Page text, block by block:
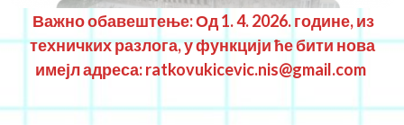
Важно обавештење: Од 1. 4. 2026. године, из
техничких разлога, у функцији ће бити нова
имејл адреса: ratkovukicevic.nis@gmail.com